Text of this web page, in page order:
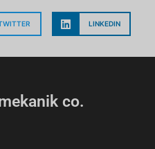
LINKEDIN
co.